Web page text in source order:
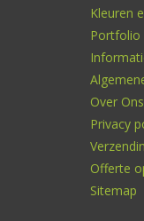
Kleuren
Portfolio
Over Ons
Privacy
Offerte
Sitemap